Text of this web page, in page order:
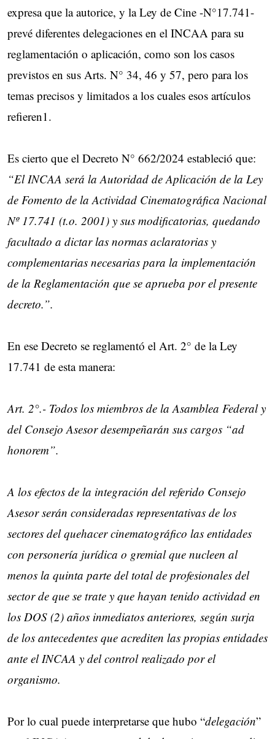
expresa que la autorice, y la Ley de Cine -N°17.741-
prevé diferentes delegaciones en el INCAA para su
reglamentación o aplicación, como son los casos
previstos en sus Arts. N° 34, 46 y 57, pero para los
temas precisos y limitados a los cuales esos artículos
refieren1.
Es cierto que el Decreto N° 662/2024 estableció que:
“El INCAA será la Autoridad de Aplicación de la Ley
de Fomento de la Actividad Cinematográfica Nacional
Nº 17.741 (t.o. 2001) y sus modificatorias, quedando
facultado a dictar las normas aclaratorias y
complementarias necesarias para la implementación
de la Reglamentación que se aprueba por el presente
decreto.”.
En ese Decreto se reglamentó el Art. 2° de la Ley
17.741 de esta manera:
Art. 2°.- Todos los miembros de la Asamblea Federal y
del Consejo Asesor desempeñarán sus cargos “ad
honorem”.
A los efectos de la integración del referido Consejo
Asesor serán consideradas representativas de los
sectores del quehacer cinematográfico las entidades
con personería jurídica o gremial que nucleen al
menos la quinta parte del total de profesionales del
sector de que se trate y que hayan tenido actividad en
los DOS (2) años inmediatos anteriores, según surja
de los antecedentes que acrediten las propias entidades
ante el INCAA y del control realizado por el
organismo.
Por lo cual puede interpretarse que hubo “delegación”